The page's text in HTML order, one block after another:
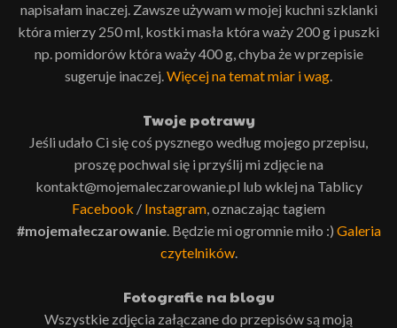
napisałam inaczej. Zawsze używam w mojej kuchni szklanki
która mierzy 250 ml, kostki masła która waży 200 g i puszki
np. pomidorów która waży 400 g, chyba że w przepisie
sugeruje inaczej.Więcej na temat miar i wag.
Twoje potrawy
Jeśli udało Ci się coś pysznego według mojego przepisu,
proszę pochwal się i przyślij mi zdjęcie na
kontakt@mojemaleczarowanie.pl lub wklej na Tablicy
Facebook / Instagram, oznaczając tagiem
#mojemałeczarowanie. Będzie mi ogromnie miło :) Galeria
czytelników.
Fotografie na blogu
Wszystkie zdjęcia załączane do przepisów są moją